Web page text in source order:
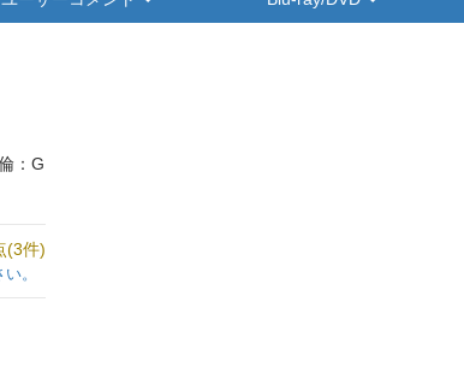
：G
(3件)
。